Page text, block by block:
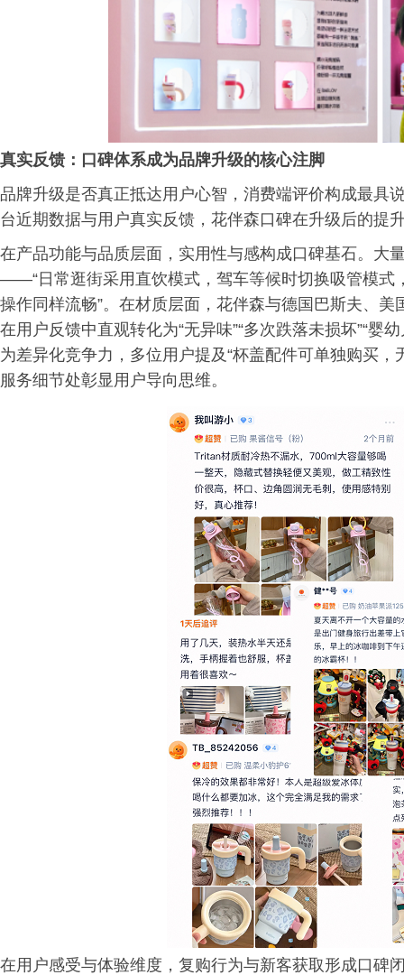
真实反馈：口碑体系成为品牌升级的核心注脚
品牌升级是否真正抵达用户心智，消费端评价构成最具
台近期数据与用户真实反馈，花伴森口碑在升级后的提
在产品功能与品质层面，实用性与感构成口碑基石。大
——“日常逛街采用直饮模式，驾车等候时切换吸管模式
操作同样流畅”。在材质层面，花伴森与德国巴斯夫、
在用户反馈中直观转化为“无异味”“多次跌落未损坏”“婴
为差异化竞争力，多位用户提及“杯盖配件可单独购买，
服务细节处彰显用户导向思维。
在用户感受与体验维度，复购行为与新客获取形成口碑